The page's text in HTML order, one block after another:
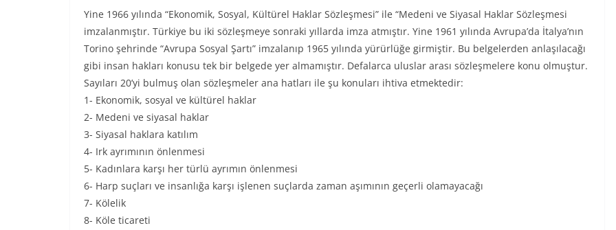
Yine 1966 yılında “Ekonomik, Sosyal, Kültürel Haklar Sözleşmesi” ile “Medeni ve Siyasal Haklar Sözleşmesi
imzalanmıştır. Türkiye bu iki sözleşmeye sonraki yıllarda imza atmıştır. Yine 1961 yılında Avrupa’da İtalya’nın
Torino şehrinde “Avrupa Sosyal Şartı” imzalanıp 1965 yılında yürürlüğe girmiştir. Bu belgelerden anlaşılacağı
gibi insan hakları konusu tek bir belgede yer almamıştır. Defalarca uluslar arası sözleşmelere konu olmuştur.
Sayıları 20’yi bulmuş olan sözleşmeler ana hatları ile şu konuları ihtiva etmektedir:
1- Ekonomik, sosyal ve kültürel haklar
2- Medeni ve siyasal haklar
3- Siyasal haklara katılım
4- Irk ayrımının önlenmesi
5- Kadınlara karşı her türlü ayrımın önlenmesi
6- Harp suçları ve insanlığa karşı işlenen suçlarda zaman aşımının geçerli olamayacağı
7- Kölelik
8- Köle ticareti